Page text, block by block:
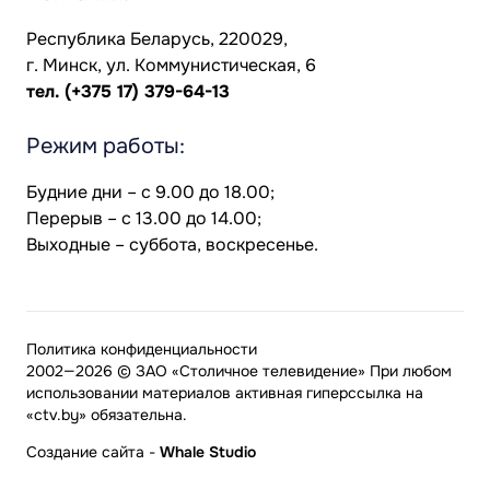
Республика Беларусь, 220029,
г. Минск, ул. Коммунистическая, 6
тел. (+375 17) 379-64-13
Режим работы:
Будние дни – с 9.00 до 18.00;
Перерыв – с 13.00 до 14.00;
Выходные – суббота, воскресенье.
2002—2026 © ЗАО «Столичное телевидение» При любом
использовании материалов активная гиперссылка на
«ctv.by» обязательна.
Политика конфиденциальности
Создание сайта - Whale Studio